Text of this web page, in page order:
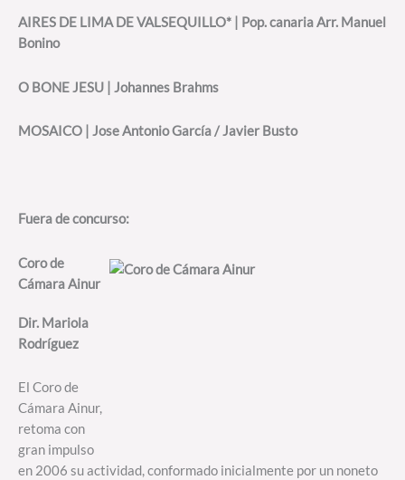
AIRES DE LIMA DE VALSEQUILLO* | Pop. canaria Arr. Manuel
Bonino
O BONE JESU | Johannes Brahms
MOSAICO | Jose Antonio García / Javier Busto
Fuera de concurso:
Coro de
Cámara Ainur
Dir. Mariola
Rodríguez
El Coro de
Cámara Ainur,
retoma con
gran impulso
en 2006 su actividad, conformado inicialmente por un noneto